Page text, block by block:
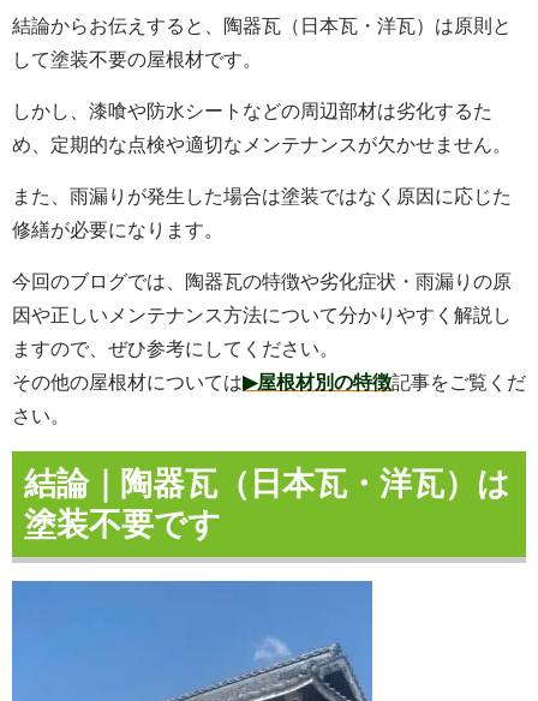
結論からお伝えすると、陶器瓦（日本瓦・洋瓦）は原則と
して塗装不要の屋根材です。
しかし、漆喰や防水シートなどの周辺部材は劣化するた
め、定期的な点検や適切なメンテナンスが欠かせません。
また、雨漏りが発生した場合は塗装ではなく原因に応じた
修繕が必要になります。
今回のブログでは、陶器瓦の特徴や劣化症状・雨漏りの原
因や正しいメンテナンス方法について分かりやすく解説し
ますので、ぜひ参考にしてください。
その他の屋根材については▶屋根材別の特徴記事をご覧くだ
さい。
結論｜陶器瓦（日本瓦・洋瓦）は
塗装不要です